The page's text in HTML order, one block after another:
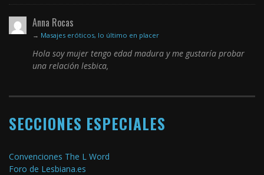
Anna Rocas
→ Masajes eróticos, lo último en placer
Hola soy mujer tengo edad madura y me gustaría probar
una relación lesbica,
SECCIONES ESPECIALES
Convenciones The L Word
Foro de Lesbiana.es